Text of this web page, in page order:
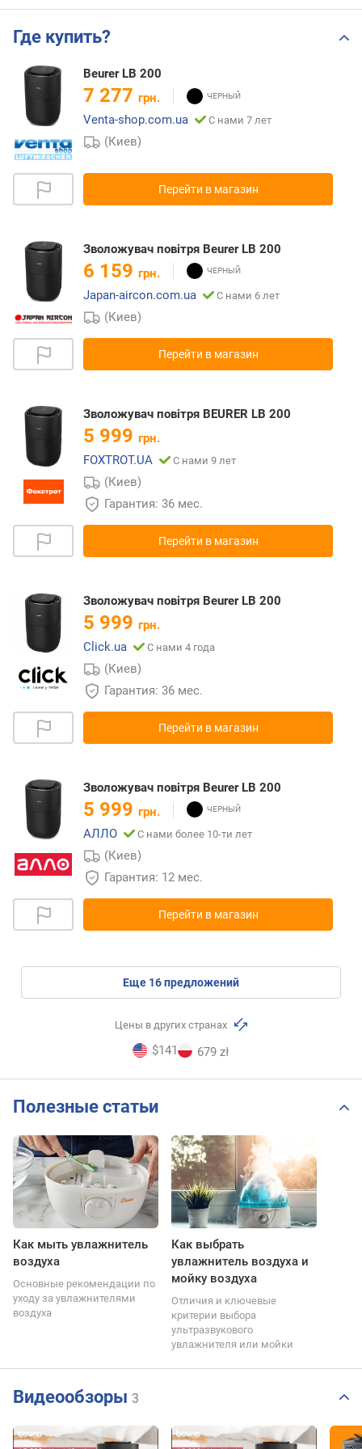
Где купить?
Beurer LB 200
7 277 грн.
Venta-shop.com.ua
С нами 7 лет
(Киев)
Перейти в магазин
Зволожувач повітря Beurer LB 200
6 159 грн.
Japan-aircon.com.ua
С нами 6 лет
(Киев)
Перейти в магазин
Зволожувач повітря BEURER LB 200
5 999 грн.
FOXTROT.UA
С нами 9 лет
(Киев)
Гарантия: 36 мес.
Перейти в магазин
Зволожувач повітря Beurer LB 200
5 999 грн.
Click.ua
С нами 4 года
(Киев)
Гарантия: 36 мес.
Перейти в магазин
Зволожувач повітря Beurer LB 200
5 999 грн.
АЛЛО
С нами более 10-ти лет
(Киев)
Гарантия: 12 мес.
Перейти в магазин
eще 16предложений
Цены в других странах
$141 679 zł
Полезные статьи
Как мыть увлажнитель
воздуха
Основные рекомендации по
уходу за увлажнителями
воздуха
Как выбрать
увлажнитель воздуха и
мойку воздуха
Отличия и ключевые
критерии выбора
ультразвукового
увлажнителя или мойки
Видеообзоры 3